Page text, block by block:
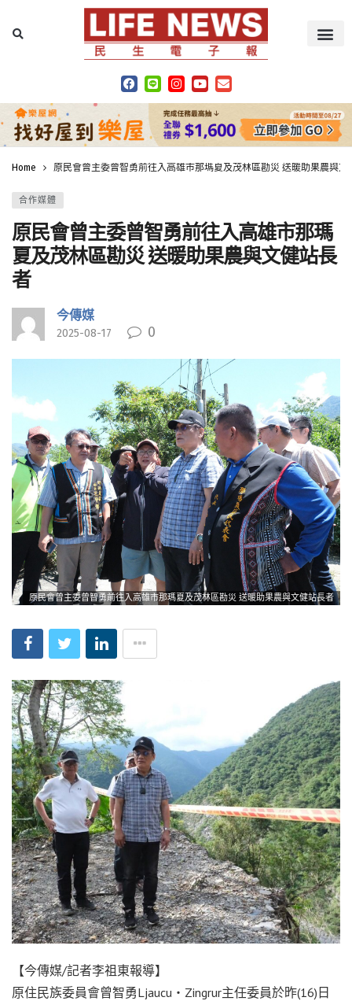
Home 原民會曾主委曾智勇前往入高雄市那瑪夏及茂林區勘災 送暖助果農與文
合作媒體
原民會曾主委曾智勇前往入高雄市那瑪
夏及茂林區勘災 送暖助果農與文健站長
者
今傳媒
2025-08-17 0
原民會曾主委曾智勇前往入高雄市那瑪夏及茂林區勘災 送暖助果農與文健站長者
【今傳媒/記者李祖東報導】
原住民族委員會曾智勇Ljaucu‧Zingrur主任委員於昨(16)日